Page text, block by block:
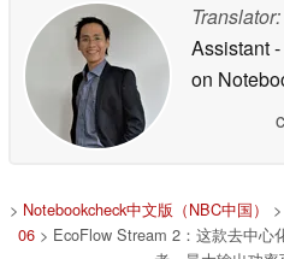
Translator:
Assistant
on
> Notebookcheck中文版（NBC中国） >
06 > EcoFlow Stream 2：这款去中